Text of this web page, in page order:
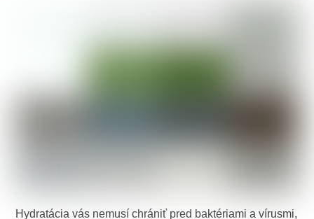
Hydratácia vás nemusí chrániť pred baktériami a vírusmi,